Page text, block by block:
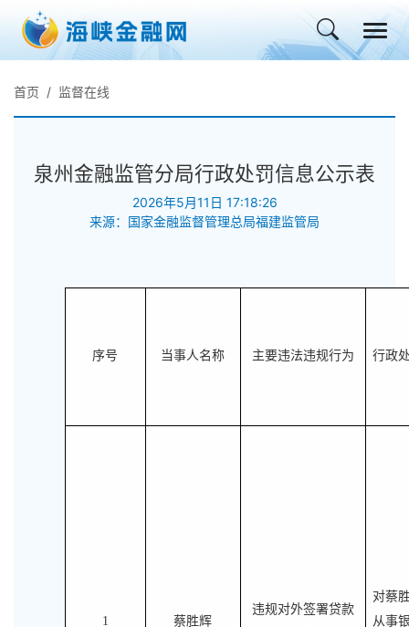
首页 监督在线
泉州金融监管分局行政处罚信息公示表
2026年5月11日 17:18:26
来源：国家金融监督管理总局福建监管局
序号 当事人名称 主要违法违规行为 行政
1 蔡胜辉
违规对外签署贷款
对蔡
从事